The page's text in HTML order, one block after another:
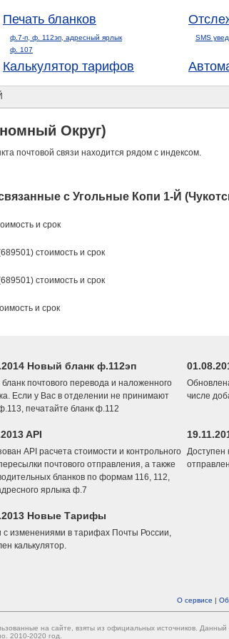
Печать бланков
ф.7-п, ф. 112эп, адресный ярлык
ф. 107
SMS
Калькулятор тарифов
Округ)
почтовой связи находится рядом с индексом.
с Угольные Копи 1-Й
и срок
стоимость и срок
стоимость и срок
и срок
Новый бланк ф.112эп
почтового перевода и наложенного
Если у Вас в отделении не принимают
печатайте бланк ф.112
числе
API
API расчета стоимости и контрольного
почтового отправления, а также
бланков по формам 116, 112,
ярлыка ф.7
Доступен
Новые Тарифы
с изменениями в тарифах Почты России,
калькулятор.
О сервисе |
на сайте, взяты из официальных источников.
2010-2020 год.